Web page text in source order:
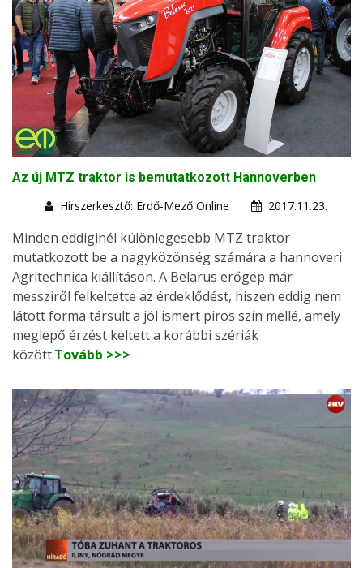
Az új MTZ traktor is bemutatkozott Hannoverben
Hírszerkesztő: Erdő-Mező Online
2017.11.23.
Minden eddiginél különlegesebb MTZ traktor
mutatkozott be a nagyközönség számára a hannoveri
Agritechnica kiállításon. A Belarus erőgép már
messziről felkeltette az érdeklődést, hiszen eddig nem
látott forma társult a jól ismert piros szín mellé, amely
meglepő érzést keltett a korábbi szériák
között.Tovább >>>